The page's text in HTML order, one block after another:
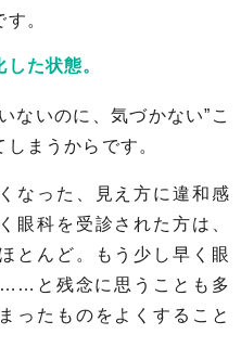
。
た状態。
ないのに、気づかない”こ
まうからです。
なった、見え方に違和感
眼科を受診された方は、
とんど。もう少し早く眼
と残念に思うことも多
ったものをよくすること